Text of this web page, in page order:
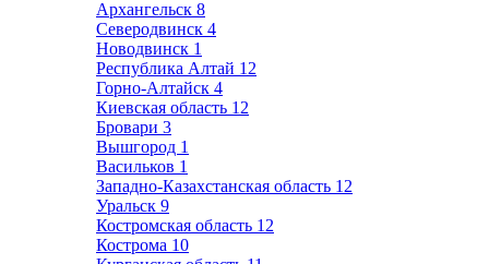
Архангельск 8
Северодвинск 4
Новодвинск 1
Республика Алтай 12
Горно-Алтайск 4
Киевская область 12
Бровари 3
Вышгород 1
Васильков 1
Западно-Казахстанская область 12
Уральск 9
Костромская область 12
Кострома 10